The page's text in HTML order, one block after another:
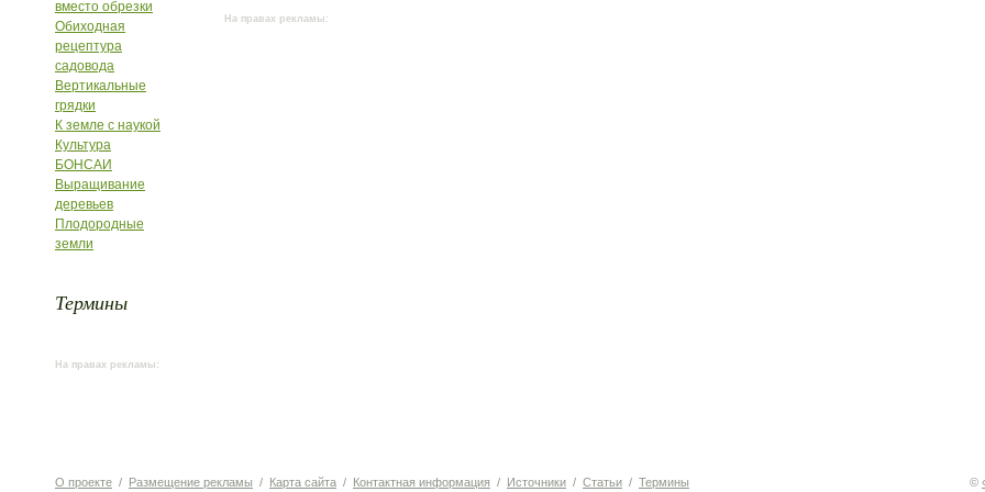
вместо обрезки
Обиходная
рецептура
садовода
Вертикальные
грядки
К земле с наукой
Культура
БОНСАИ
Выращивание
деревьев
Плодородные
земли
Термины
На правах рекламы:
На правах рекламы:
О проекте / Размещение рекламы / Карта сайта / Контактная информация / Источники / Статьи / Термины ©